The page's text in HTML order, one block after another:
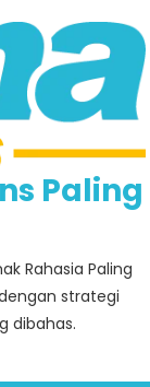
Paling
Rahasia Paling
strategi
dibahas.